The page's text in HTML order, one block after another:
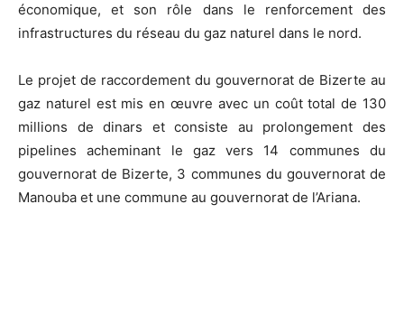
économique, et son rôle dans le renforcement des
infrastructures du réseau du gaz naturel dans le nord.
Le projet de raccordement du gouvernorat de Bizerte au
gaz naturel est mis en œuvre avec un coût total de 130
millions de dinars et consiste au prolongement des
pipelines acheminant le gaz vers 14 communes du
gouvernorat de Bizerte, 3 communes du gouvernorat de
Manouba et une commune au gouvernorat de l’Ariana.